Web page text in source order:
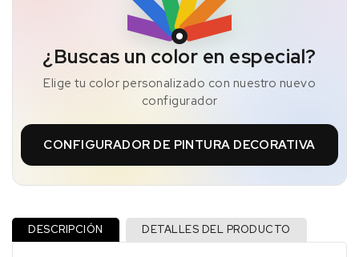
¿Buscas un color en especial?
Elige tu color personalizado con nuestro nuevo
configurador
CONFIGURADOR DE PINTURA DECORATIVA
DESCRIPCIÓN DETALLES DEL PRODUCTO